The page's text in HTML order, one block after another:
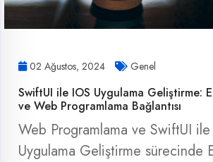
02 Ağustos, 2024 Genel
SwiftUI ile IOS Uygulama Geliştirme:
ve Web Programlama Bağlantısı
Web Programlama ve SwiftUI
Uygulama Geliştirme sürecinde